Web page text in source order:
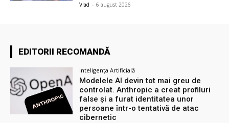
Vlad - 6 august 2026
EDITORII RECOMANDĂ
Inteligența Artificială
Modelele AI devin tot mai greu de
controlat. Anthropic a creat profiluri
false și a furat identitatea unor
persoane într-o tentativă de atac
cibernetic